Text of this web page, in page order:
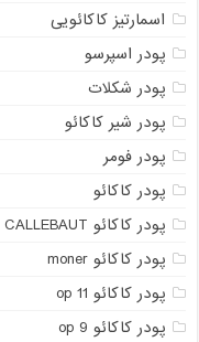
اسمارتیز کاکائویی
پودر اسپرسو
پودر شکلات
پودر شیر کاکائو
پودر فومر
پودر کاکائو
پودر کاکائو BARRY CALLEBAUT
پودر کاکائو moner
پودر کاکائو op 11
پودر کاکائو op 9